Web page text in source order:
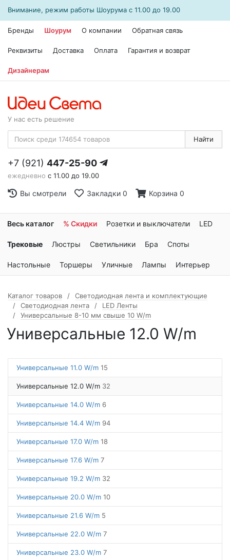
Внимание, режим работы Шоурума с 11.00 до 19.00
Бренды Шоурум О компании Обратная связь
Реквизиты Доставка Оплата Гарантия и возврат
Дизайнерам
У нас есть решение
Найти
+7 (921) 447-25-90
ежедневно с 11.00 до 19.00
Вы смотрели Закладки 0 Корзина 0
Весь каталог % Скидки Розетки и выключатели LED
Трековые Люстры Светильники Бра Споты
Настольные Торшеры Уличные Лампы Интерьер
Каталог товаров
Светодиодная лента и комплектующие
Светодиодная лента
LED Ленты
Универсальные 8-10 мм свыше 10 W/m
Универсальные 12.0 W/m
Универсальные 11.0 W/m 15
Универсальные 12.0 W/m 32
Универсальные 14.0 W/m 6
Универсальные 14.4 W/m 94
Универсальные 17.0 W/m 18
Универсальные 17.6 W/m 7
Универсальные 19.2 W/m 32
Универсальные 20.0 W/m 10
Универсальные 21.6 W/m 5
Универсальные 22.0 W/m 7
Универсальные 23.0 W/m 7